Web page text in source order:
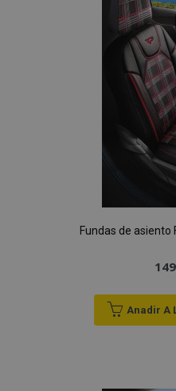
Fundas de asiento
Anadir A